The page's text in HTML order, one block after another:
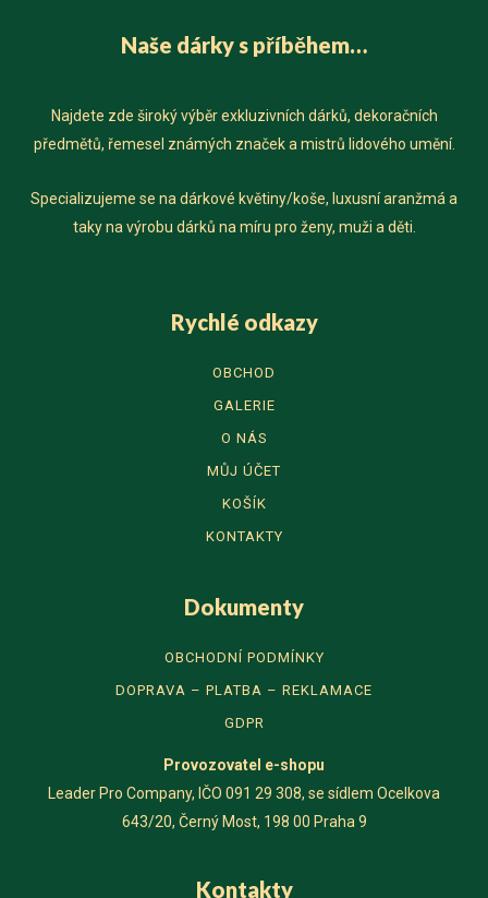
Naše dárky s příběhem…
Najdete zde široký výběr exkluzivních dárků, dekoračních
předmětů, řemesel známých značek a mistrů lidového umění.
Specializujeme se na dárkové květiny/koše, luxusní aranžmá a
taky na výrobu dárků na míru pro ženy, muži a děti.
Rychlé odkazy
OBCHOD
GALERIE
O NÁS
MŮJ ÚČET
KOŠÍK
KONTAKTY
Dokumenty
OBCHODNÍ PODMÍNKY
DOPRAVA – PLATBA – REKLAMACE
GDPR
Provozovatel e-shopu
Leader Pro Company, IČO 091 29 308, se sídlem Ocelkova
643/20, Černý Most, 198 00 Praha 9
Kontakty